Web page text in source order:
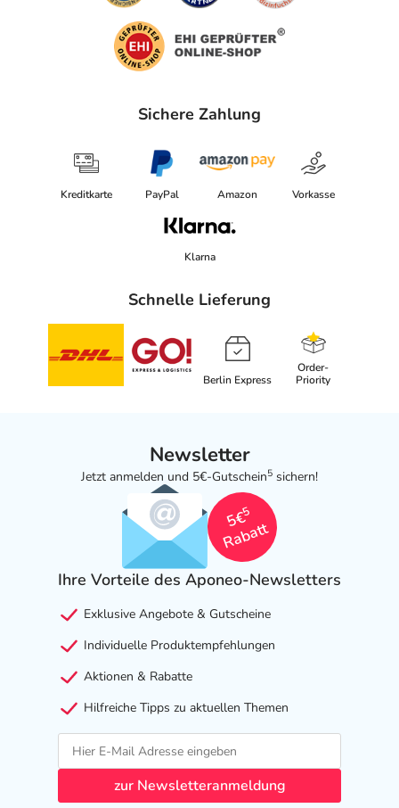
Sichere Zahlung
Kreditkarte PayPal Amazon Vorkasse
Klarna
Schnelle Lieferung
Berlin Express
Order-
Priority
Newsletter
Jetzt anmelden und 5€-Gutschein5 sichern!
5€
5
Rabatt
Ihre Vorteile des Aponeo-Newsletters
Exklusive Angebote & Gutscheine
Individuelle Produktempfehlungen
Aktionen & Rabatte
Hilfreiche Tipps zu aktuellen Themen
zur Newsletteranmeldung